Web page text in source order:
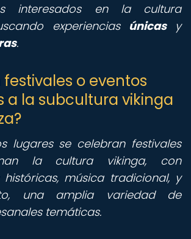
interesados en la cultura
experiencias únicasy
.
festivales o eventos
a la subcultura vikinga
lugares se celebran festivales
la cultura vikinga, con
históricas, música tradicional, y
una amplia variedad de
temáticas.